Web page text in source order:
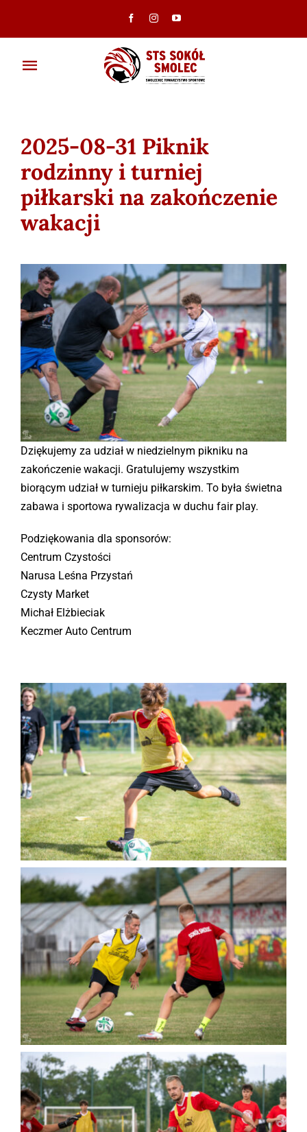
Toggle
Klub
Ambasadorzy
Galeria
Dokumenty
Kontakt
Sklep
2025-08-31 Piknik
rodzinny i turniej
piłkarski na zakończenie
wakacji
Dziękujemy za udział w niedzielnym pikniku na
zakończenie wakacji. Gratulujemy wszystkim
biorącym udział w turnieju piłkarskim. To była świetna
zabawa i sportowa rywalizacja w duchu fair play.
Podziękowania dla sponsorów:
Centrum Czystości
Narusa Leśna Przystań
Czysty Market
Michał Elżbieciak
Keczmer Auto Centrum